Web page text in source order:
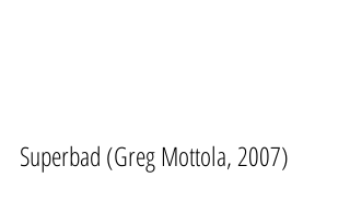
Superbad (Greg Mottola, 2007)